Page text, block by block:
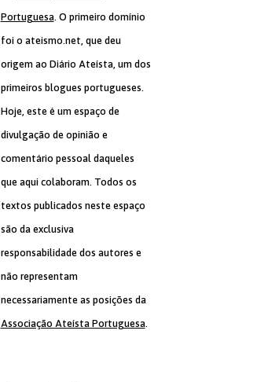
Portuguesa. O primeiro domínio
foi o ateismo.net, que deu
origem ao Diário Ateísta, um dos
primeiros blogues portugueses.
Hoje, este é um espaço de
divulgação de opinião e
comentário pessoal daqueles
que aqui colaboram. Todos os
textos publicados neste espaço
são da exclusiva
responsabilidade dos autores e
não representam
necessariamente as posições da
Associação Ateísta Portuguesa.